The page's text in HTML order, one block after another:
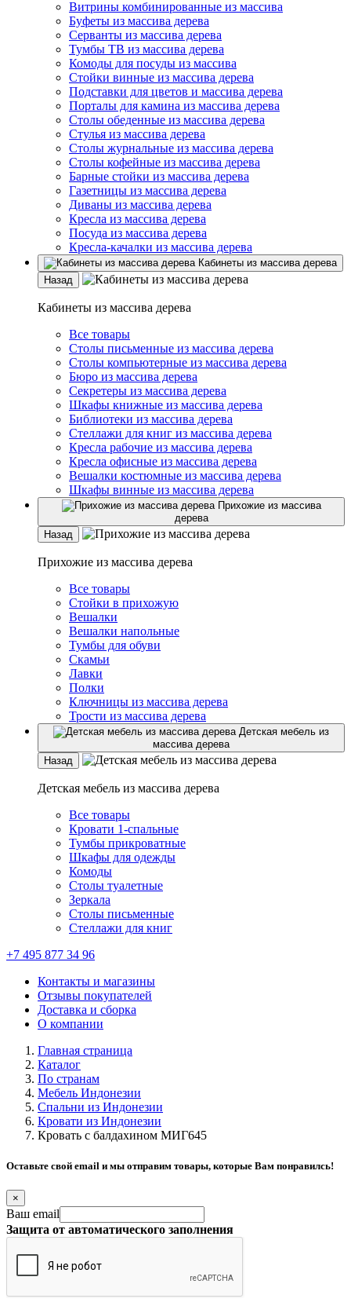
Витрины комбинированные из массива
Буфеты из массива дерева
Серванты из массива дерева
Тумбы ТВ из массива дерева
Комоды для посуды из массива
Стойки винные из массива дерева
Подставки для цветов и массива дерева
Порталы для камина из массива дерева
Столы обеденные из массива дерева
Стулья из массива дерева
Столы журнальные из массива дерева
Столы кофейные из массива дерева
Барные стойки из массива дерева
Газетницы из массива дерева
Диваны из массива дерева
Кресла из массива дерева
Посуда из массива дерева
Кресла-качалки из массива дерева
Кабинеты из массива дерева
Назад
Кабинеты из массива дерева
Все товары
Столы письменные из массива дерева
Столы компьютерные из массива дерева
Бюро из массива дерева
Секретеры из массива дерева
Шкафы книжные из массива дерева
Библиотеки из массива дерева
Стеллажи для книг из массива дерева
Кресла рабочие из массива дерева
Кресла офисные из массива дерева
Вешалки костюмные из массива дерева
Шкафы винные из массива дерева
Прихожие из массива
дерева
Назад
Прихожие из массива дерева
Все товары
Стойки в прихожую
Вешалки
Вешалки напольные
Тумбы для обуви
Скамьи
Лавки
Полки
Ключницы из массива дерева
Трости из массива дерева
Детская мебель из
массива дерева
Назад
Детская мебель из массива дерева
Все товары
Кровати 1-спальные
Тумбы прикроватные
Шкафы для одежды
Комоды
Столы туалетные
Зеркала
Столы письменные
Стеллажи для книг
+7 495 877 34 96
Контакты и магазины
Отзывы покупателей
Доставка и сборка
О компании
Главная страница
Каталог
По странам
Мебель Индонезии
Спальни из Индонезии
Кровати из Индонезии
Кровать с балдахином МИГ645
Оставьте свой email и мы отправим товары, которые Вам понравилсь!
×
Ваш email
Защита от автоматического заполнения